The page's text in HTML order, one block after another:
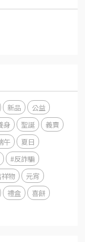
新品
公益
身 聖誕
義賣
午
夏日
#反詐騙
祥物
元宵
禮盒
喜餅